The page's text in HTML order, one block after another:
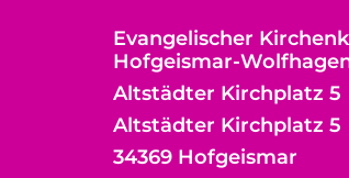
Evangelischer
Hofgeismar-
Altstädter Kirchplatz 5
Altstädter Kirchplatz 5
34369 Hofgeismar